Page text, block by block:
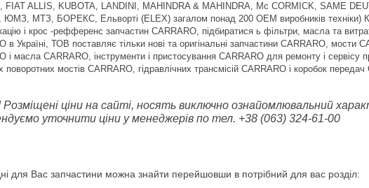
FIAT ALLIS, KUBOTA, LANDINI, MAHINDRA & MAHINDRA, Mc CORMICK, SAME
МТЗ, БОРЕКС, Ельворті (ELEX) загалом понад 200 OEM виробників техніки)
і крос -рефференс запчастин CARRARO, підбиратися ь фільтри, масла та
в Україні, ТОВ поставляє тільки нові та оригінальні запчастини CARRARO, мости
і масла CARRARO, інструменти і пристосування CARRARO для ремонту і сервісу
поворотних мостів CARRARO, гідравлічних трансмісій CARRARO і коробок
Розміщені ціни на сайті, носять виключно ознайомлювальний
уточнити ціни у менеджерів по тел. +38 (063) 324-61-00
для Вас запчастини можна знайти перейшовши в потрібний для вас розділ: